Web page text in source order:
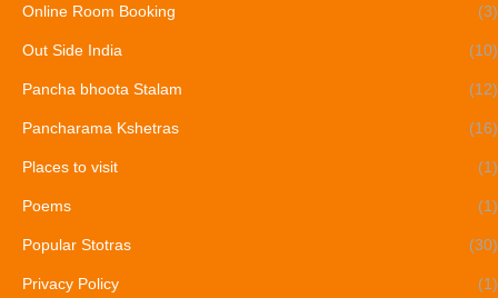
Online Room Booking (3)
Out Side India (10)
Pancha bhoota Stalam (12)
Pancharama Kshetras (16)
Places to visit (1)
Poems (1)
Popular Stotras (30)
Privacy Policy (1)